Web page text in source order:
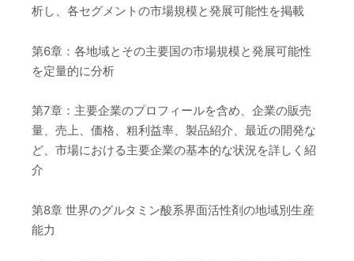
析し、各セグメントの市場規模と発展可能性を掲載
第6章：各地域とその主要国の市場規模と発展可能性
を定量的に分析
第7章：主要企業のプロフィールを含め、企業の販売
量、売上、価格、粗利益率、製品紹介、最近の開発な
ど、市場における主要企業の基本的な状況を詳しく紹
介
第8章 世界のグルタミン酸系界面活性剤の地域別生産
能力